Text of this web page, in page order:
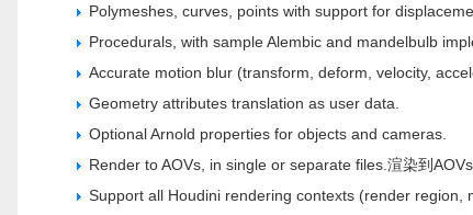
Polymeshes, curves, points with support for
Procedurals, with sample Alembic and mandelbulb
Accurate motion blur (transform, deform, velocity,
Geometry attributes translation as user data.
Optional Arnold properties for objects and cameras.
Render to AOVs, in single or separate files.渲染到
Support all Houdini rendering contexts (render region,